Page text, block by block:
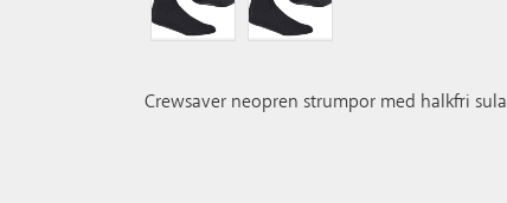
Crewsaver neopren strumpor med halkfri sula